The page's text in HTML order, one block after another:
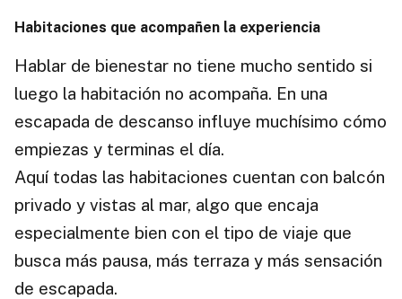
Habitaciones que acompañen la experiencia
Hablar de bienestar no tiene mucho sentido si
luego la habitación no acompaña. En una
escapada de descanso influye muchísimo cómo
empiezas y terminas el día.
Aquí todas las habitaciones cuentan con balcón
privado y vistas al mar, algo que encaja
especialmente bien con el tipo de viaje que
busca más pausa, más terraza y más sensación
de escapada.